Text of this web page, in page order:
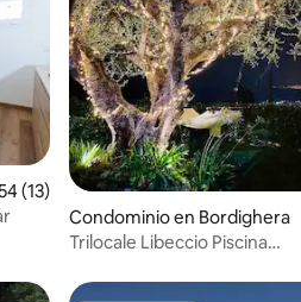
promedio: 4.54 de 5; 13
(13)
Condominio en Bordighera
Trilocale Libeccio Piscina